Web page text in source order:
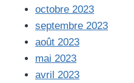
octobre 2023
septembre 2023
août 2023
mai 2023
avril 2023